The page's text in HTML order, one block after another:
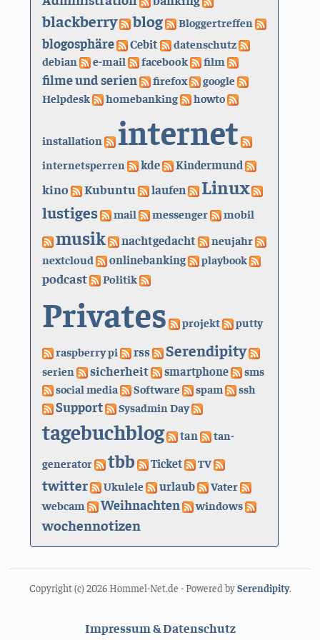
blackberry blog Bloggertreffen
blogosphäre Cebit datenschutz
debian e-mail facebook film
filme und serien firefox
google
Helpdesk
homebanking howto
installation internet
internetsperren kde Kindermund
kino Kubuntu laufen Linux
lustiges mail messenger mobil
musik nachtgedacht neujahr
nextcloud onlinebanking playbook
podcast Politik
Privates projekt putty
raspberry pi rss Serendipity
serien sicherheit smartphone
sms
social media
Software spam ssh
Support Sysadmin Day
tagebuchblog tan
tan-
generator
tbb Ticket TV
twitter Ukulele urlaub
Vater
webcam
Weihnachten windows
wochennotizen
Copyright (c) 2026 Hommel-Net.de - Powered bySerendipity.
Impressum & Datenschutz